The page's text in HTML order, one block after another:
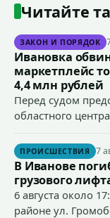
Читайте
ЗАКОН И ПОРЯДОК
Ивановка
маркетплейс
4,4 млн рублей
Перед судом
областного
сумму более 4,4
ПРОИСШЕСТВИЯ 7
В Иванове
грузового
6 августа около
районе ул.